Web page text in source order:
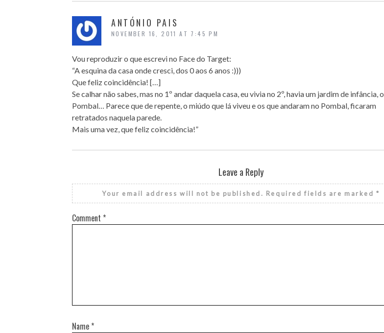
ANTÓNIO PAIS
NOVEMBER 16, 2011 AT 7:45 PM
Vou reproduzir o que escrevi no Face do Target:
“A esquina da casa onde cresci, dos 0 aos 6 anos :)))
Que feliz coincidência! […]
Se calhar não sabes, mas no 1º andar daquela casa, eu vivia no 2º, havia um jardim de infância, o
Pombal… Parece que de repente, o miúdo que lá viveu e os que andaram no Pombal, ficaram
retratados naquela parede.
Mais uma vez, que feliz coincidência!”
Leave a Reply
Your email address will not be published. Required fields are marked*
Comment *
Name *